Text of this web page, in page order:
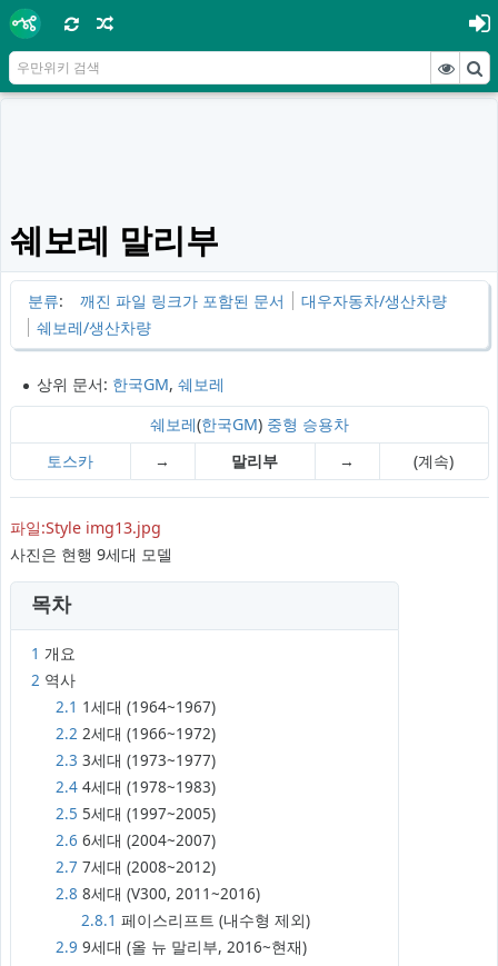
쉐보레 말리부
분류: 깨진 파일 링크가 포함된 문서
대우자동차/생산차량
쉐보레/생산차량
상위 문서: 한국GM, 쉐보레
쉐보레(한국GM) 중형 승용차
토스카
→ 말리부 → (계속)
파일:Style img13.jpg
사진은 현행 9세대 모델
목차
1 개요
2 역사
2.1 1세대 (1964~1967)
2.2 2세대 (1966~1972)
2.3 3세대 (1973~1977)
2.4 4세대 (1978~1983)
2.5 5세대 (1997~2005)
2.6 6세대 (2004~2007)
2.7 7세대 (2008~2012)
2.8 8세대 (V300, 2011~2016)
2.8.1 페이스리프트 (내수형 제외)
2.9 9세대 (올 뉴 말리부, 2016~현재)